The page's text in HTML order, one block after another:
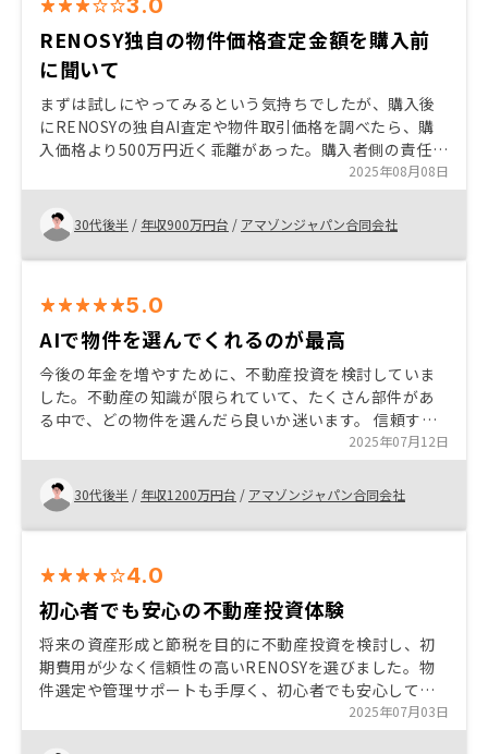
3.0
RENOSY独自の物件価格査定金額を購入前
に聞いて
まずは試しにやってみるという気持ちでしたが、購入後
にRENOSYの独自AI査定や物件取引価格を調べたら、購
入価格より500万円近く乖離があった。購入者側の責任と
理解しているが、RENOSY側で把握している情報を意図
して伝えていないと感じ、他会社を比較してみようと思
いました。少なからず裏切られた気持ちです
2025年08月08日
30代後半 / 年収900万円台 / アマゾンジャパン合同会社
5.0
AIで物件を選んでくれるのが最高
今後の年金を増やすために、不動産投資を検討していま
した。不動産の知識が限られていて、たくさん部件があ
る中で、どの物件を選んだら良いか迷います。 信頼する
友達からrenosyのを紹介いただきました。AIモデルで利
回りが高い物件を選んでくれることは最強です。 また、
担当営業の冷雪様がとても親切でいつも迅速に希望も部
件とシミュレーションを送ってくれました。おかけ様
で、数ヶ月で好きな物件を購入することができました。
と思います。 気に入り物件が出てくる時、システムから
担当営業にメールとかで連絡いただければ、より迅速に
カスタマーに紹介できるようになり、成約スピードもっ
と上がると思います。
2025年07月12日
30代後半 / 年収1200万円台 / アマゾンジャパン合同会社
4.0
初心者でも安心の不動産投資体験
将来の資産形成と節税を目的に不動産投資を検討し、初
期費用が少なく信頼性の高いRENOSYを選びました。物
件選定や管理サポートも手厚く、初心者でも安心して始
められます。忙しい方や副収入を考える方におすすめで
す！
2025年07月03日